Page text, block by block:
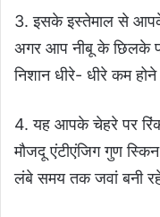
3. इसके इस्तेमाल से आपके
अगर आप नीबू के छिलके
निशान धीरे- धीरे कम
4. यह आपके चेहरे पर
मौजदू एंटीएंजिग गुण
लंबे समय तक जवां बनी